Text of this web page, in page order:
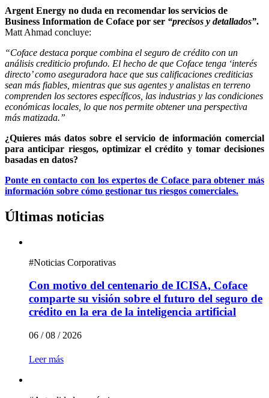
Argent Energy no duda en recomendar los servicios de
Business Information de Coface por ser “precisos y detallados”.
Matt Ahmad concluye:
“Coface destaca porque combina el seguro de crédito con un
análisis crediticio profundo. El hecho de que Coface tenga ‘interés
directo’ como aseguradora hace que sus calificaciones crediticias
sean más fiables, mientras que sus agentes y analistas en terreno
comprenden los sectores específicos, las industrias y las condiciones
económicas locales, lo que nos permite obtener una perspectiva
más matizada.”
¿Quieres más datos sobre el servicio de información comercial
para anticipar riesgos, optimizar el crédito y tomar decisiones
basadas en datos?
Ponte en contacto con los expertos de Coface para obtener más
información sobre cómo gestionar tus riesgos comerciales.
Últimas noticias
#Noticias Corporativas
Con motivo del centenario de ICISA, Coface
comparte su visión sobre el futuro del seguro de
crédito en la era de la inteligencia artificial
06 / 08 / 2026
Leer más